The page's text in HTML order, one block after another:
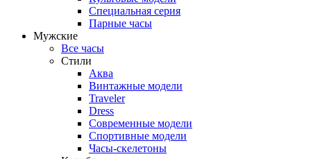
Специальная серия
Парные часы
Мужские
Все часы
Стили
Аква
Винтажные модели
Traveler
Dress
Современные модели
Спортивные модели
Часы-скелетоны